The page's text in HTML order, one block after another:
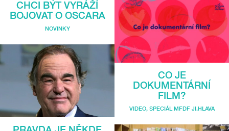
CHCI BÝT VYRÁŽÍ
BOJOVAT O OSCARA
NOVINKY
CO JE
DOKUMENTÁRNÍ
FILM?
VIDEO, SPECIÁL MFDF JI.HLAVA